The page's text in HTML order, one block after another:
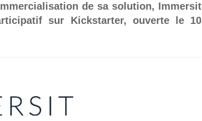
de sa solution, Immersit
sur Kickstarter, ouverte le 10